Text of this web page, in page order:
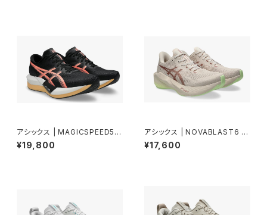
アシックス | MAGICSPEED5 |
BLACK/SUNCORAL | Unise
x
¥19,800
アシックス | NOVABLAST6 W
IDE | ROSEDUST/ILLUMINA
TEYELLOW | Men
¥17,600